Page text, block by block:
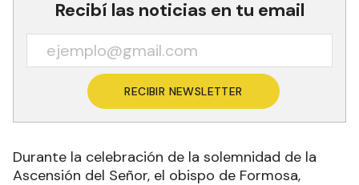
Recibí las noticias en tu email
RECIBIR NEWSLETTER
Durante la celebración de la solemnidad de la
Ascensión del Señor, el obispo de Formosa,